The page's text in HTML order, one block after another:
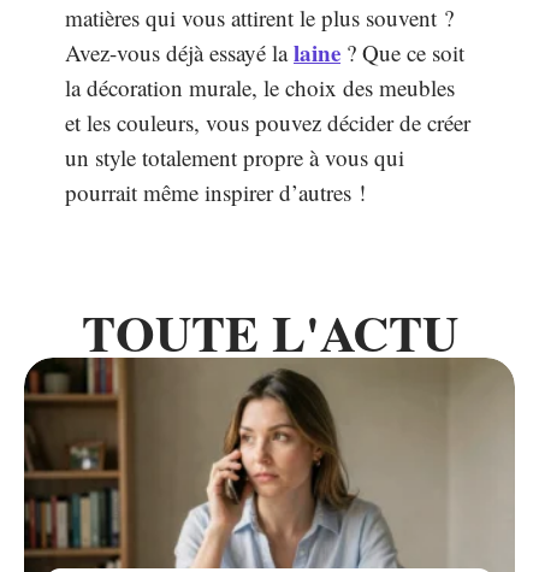
matières qui vous attirent le plus souvent ?
Avez-vous déjà essayé lalaine ? Que ce soit
la décoration murale, le choix des meubles
et les couleurs, vous pouvez décider de créer
un style totalement propre à vous qui
pourrait même inspirer d’autres !
TOUTE L'ACTU